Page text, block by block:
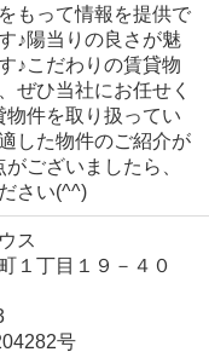
もって情報を提供で
♪陽当りの良さが魅
♪こだわりの賃貸物
ぜひ当社にお任せく
物件を取り扱ってい
した物件のご紹介が
ございましたら、
さい(^^)
ス
１丁目１９－４０
号